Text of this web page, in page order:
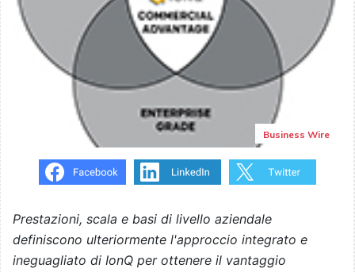
Business Wire
Prestazioni, scala e basi di livello aziendale
definiscono ulteriormente l'approccio integrato e
ineguagliato di IonQ per ottenere il vantaggio